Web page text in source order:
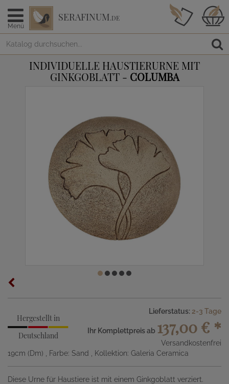
Menü
SERAFINUM.DE
INDIVIDUELLE HAUSTIERURNE MIT
GINKGOBLATT - COLUMBA
Hergestellt in
Deutschland
Lieferstatus: 2-3 Tage
Ihr Komplettpreis ab 137,00 € *
Versandkostenfrei
19cm (Dm)
, Farbe: Sand , Kollektion: Galeria Ceramica
Diese Urne für Haustiere ist mit einem Ginkgoblatt verziert.